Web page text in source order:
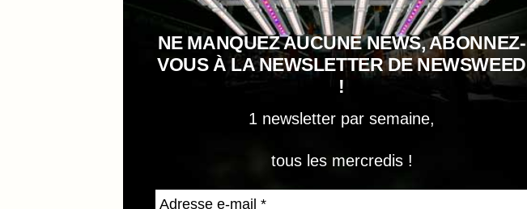
NE MANQUEZ AUCUNE NEWS, ABONNEZ-
VOUS À LA NEWSLETTER DE NEWSWEED
!
1 newsletter par semaine,
tous les mercredis !